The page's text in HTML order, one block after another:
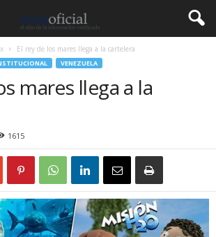
El rey de los mares llega a la cartelera
VENEZUELA
mares llega a la
1615